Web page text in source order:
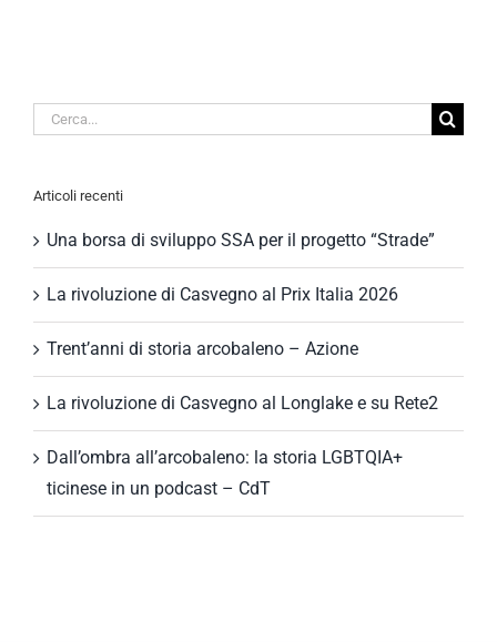
Cerca
Articoli recenti
Una borsa di sviluppo SSA per il progetto “Strade”
La rivoluzione di Casvegno al Prix Italia 2026
Trent’anni di storia arcobaleno – Azione
La rivoluzione di Casvegno al Longlake e su Rete2
Dall’ombra all’arcobaleno: la storia LGBTQIA+
ticinese in un podcast – CdT